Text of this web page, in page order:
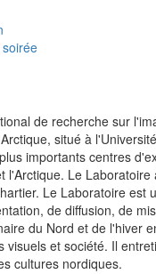
de recherche sur
situé à
importants centres
l'Arctique. Le Laboratoire
Le Laboratoire est
de diffusion, de
du Nord et de l'hiver
visuels et société. Il
cultures nordiques.